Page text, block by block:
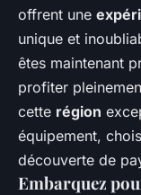
offrent une
unique et
êtes maintenant
profiter
cette région
équipement,
découverte de
Embarquez